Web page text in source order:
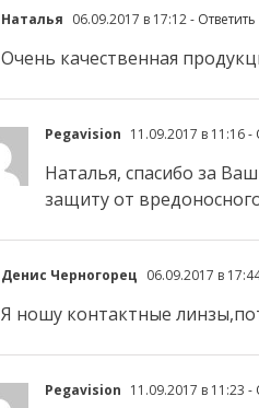
Наталья 06.09.2017 в 17:12- Ответить
Очень качественная
Pegavision 11.09.2017 в 11:16-
Наталья, спасибо за
защиту от
Денис Черногорец 06.09.2017 в
Я ношу контактные
Pegavision 11.09.2017 в 11:23 -